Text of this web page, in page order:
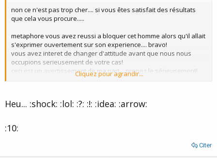
non ce n'est pas trop cher.... si vous êtes satisfait des résultats
que cela vous procure.....
metaphore vous avez reussi a bloquer cet homme alors qu'il allait
s'exprimer ouvertement sur son experience.... bravo!
vous avez interet de changer d'attitude avant que nous nous
occupions serieusement de votre cas!
ceci est un avertissement de ma part....prenez le sérieusement!
la plaisanterie a assez durée!
paul.
Cliquez pour agrandir...
Heu... :shock: :lol: :?: :!: :idea: :arrow:
:10:
Citer